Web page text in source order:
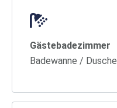
Gästebadezimmer
Badewanne / Dusche